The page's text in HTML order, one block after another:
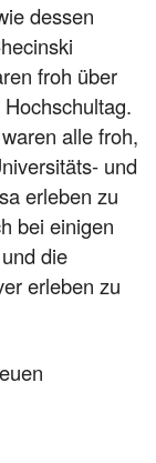
dessen
froh über
alle froh,
und
erleben zu
bei einigen
die
erleben zu